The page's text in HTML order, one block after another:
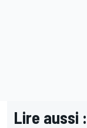
Lire aussi :